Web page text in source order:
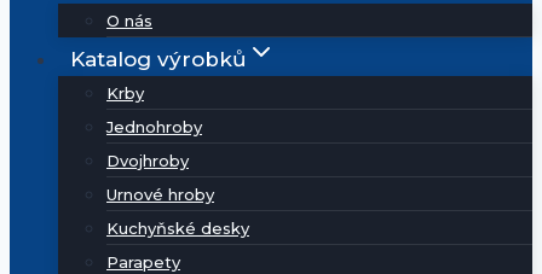
O nás
Katalog výrobků
Krby
Jednohroby
Dvojhroby
Urnové hroby
Kuchyňské desky
Parapety